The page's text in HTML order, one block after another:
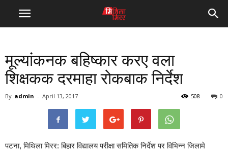
मूल्यांकनक बहिष्कार करए वला
शिक्षकक दरमाहा रोकबाक निर्देश
By admin - April 13, 2017 0
508
पटना, मिथिला मिरर: बिहार विद्यालय परीक्षा समितिक निर्देश पर विभिन्न जिलामे